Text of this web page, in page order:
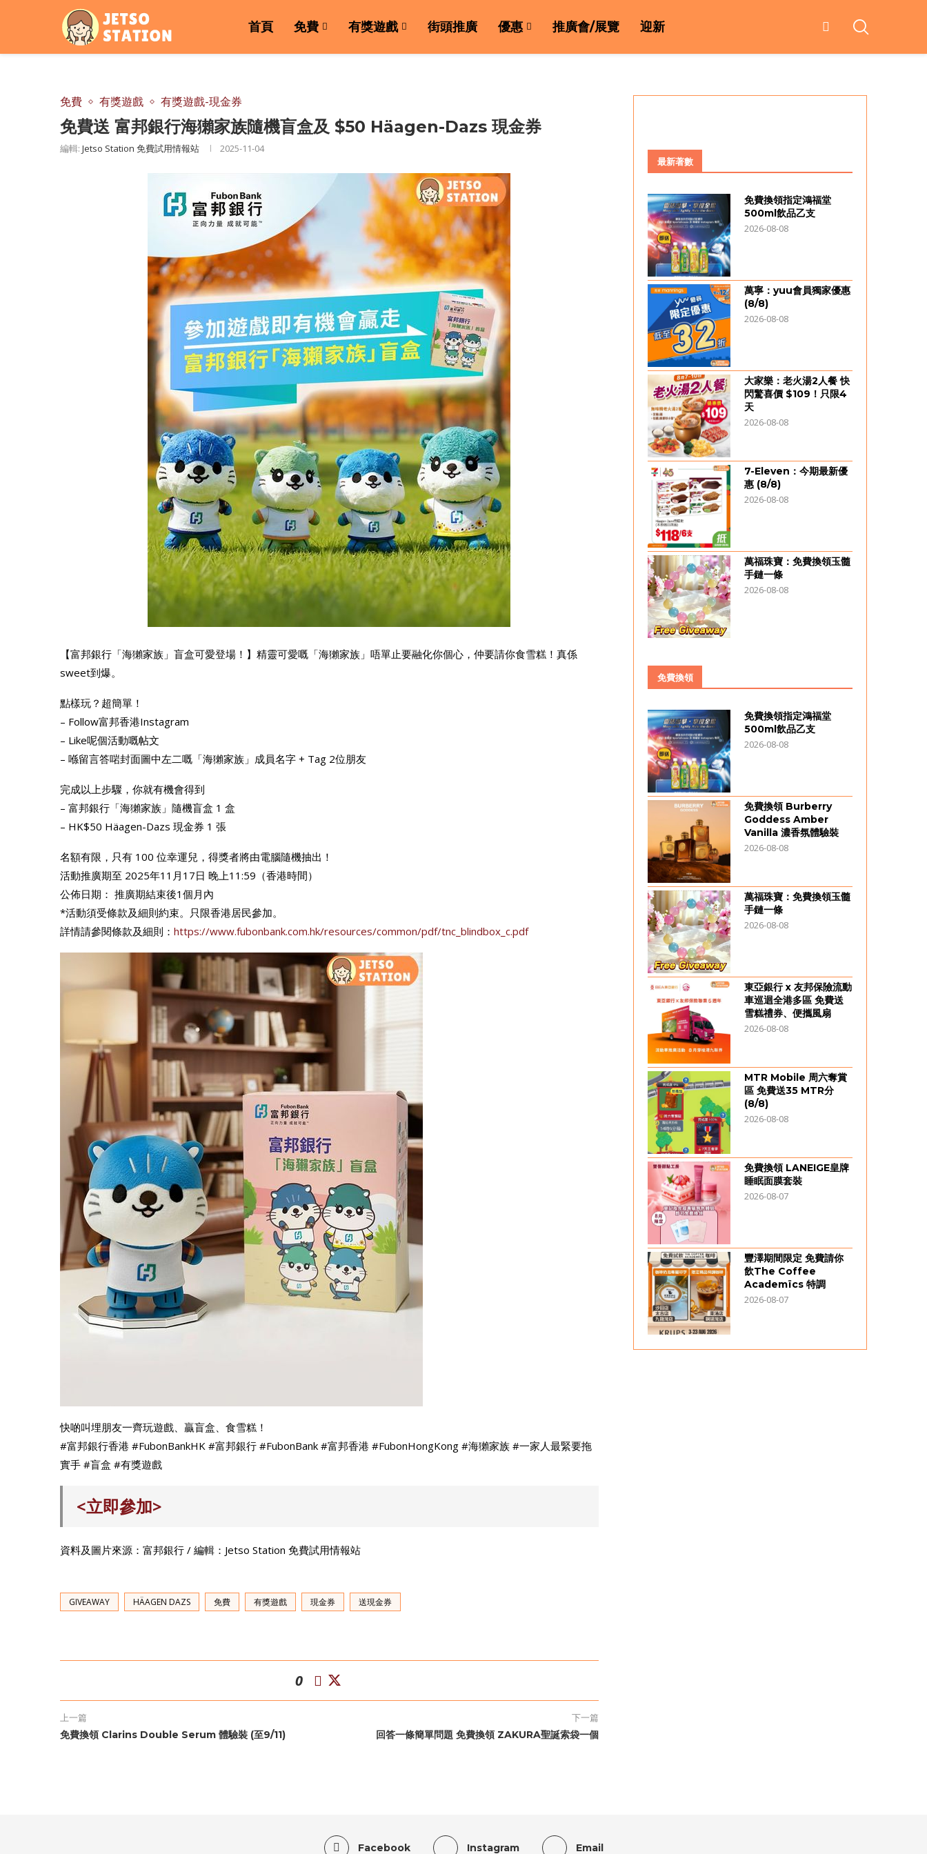
首頁 免費 有獎遊戲 街頭推廣 優惠 推廣會/展覽 迎新
免費 有獎遊戲 有獎遊戲-現金券
免費送 富邦銀行海獺家族隨機盲盒及 $50 Häagen-Dazs 現金券
編輯: Jetso Station 免費試用情報站 2025-11-04
【富邦銀行「海獺家族」盲盒可愛登場！】精靈可愛嘅「海獺家族」唔單止要融化你個心，仲要請你食雪糕！真係
sweet到爆。
點樣玩？超簡單！
– Follow富邦香港Instagram
– Like呢個活動嘅帖文
– 喺留言答啱封面圖中左二嘅「海獺家族」成員名字 + Tag 2位朋友
完成以上步驟，你就有機會得到
– 富邦銀行「海獺家族」隨機盲盒 1 盒
– HK$50 Häagen-Dazs 現金券 1 張
名額有限，只有 100 位幸運兒，得獎者將由電腦隨機抽出！
活動推廣期至 2025年11月17日 晚上11:59（香港時間）
公佈日期： 推廣期結束後1個月內
*活動須受條款及細則約束。只限香港居民參加。
詳情請參閱條款及細則： https://www.fubonbank.com.hk/resources/common/pdf/tnc_blindbox_c.pdf
快啲叫埋朋友一齊玩遊戲、贏盲盒、食雪糕！
#富邦銀行香港 #FubonBankHK #富邦銀行 #FubonBank #富邦香港 #FubonHongKong #海獺家族 #一家人最緊要拖
實手 #盲盒 #有獎遊戲
<立即參加>
資料及圖片來源：富邦銀行 / 編輯：Jetso Station 免費試用情報站
GIVEAWAY HÄAGEN DAZS 免費 有獎遊戲 現金券 送現金券
0
上一篇
免費換領 Clarins Double Serum 體驗裝 (至9/11)
下一篇
回答一條簡單問題 免費換領 ZAKURA聖誕索袋一個
最新著數
免費換領指定鴻福堂
500ml飲品乙支
2026-08-08
萬寧：yuu會員獨家優惠
(8/8)
2026-08-08
大家樂：老火湯2人餐 快
閃驚喜價 $109！只限4
天
2026-08-08
7-Eleven：今期最新優
惠 (8/8)
2026-08-08
萬福珠寶：免費換領玉髓
手鏈一條
2026-08-08
免費換領
免費換領指定鴻福堂
500ml飲品乙支
2026-08-08
免費換領 Burberry
Goddess Amber
Vanilla 濃香氛體驗裝
2026-08-08
萬福珠寶：免費換領玉髓
手鏈一條
2026-08-08
東亞銀行 x 友邦保險流動
車巡迴全港多區 免費送
雪糕禮券、便攜風扇
2026-08-08
MTR Mobile 周六奪賞
區 免費送35 MTR分
(8/8)
2026-08-08
免費換領 LANEIGE皇牌
睡眠面膜套裝
2026-08-07
豐澤期間限定 免費請你
飲The Coffee
Academïcs 特調
2026-08-07
Facebook Instagram Email